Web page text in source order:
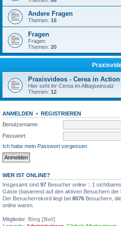
Andere Fragen
Themen: 16
Fragen
Fragen
Themen: 20
Praxisvideos - Cerea in Action
Hier seht ihr Cerea im Alltagseinsatz
Themen: 12
ANMELDEN • REGISTRIEREN
Benutzername:
Passwort:
Ich habe mein Passwort vergessen
WER IST ONLINE?
Insgesamt sind 97 Besucher online :: 1
Gäste (basierend auf den aktiven Besuchern der
Der Besucherrekord liegt bei 8076 Besuchern,
online waren.
Mitglieder: Bing [Bot]